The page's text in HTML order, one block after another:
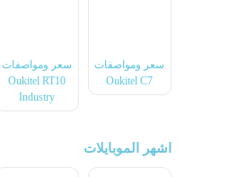
سعر ومواصفات
Oukitel C7
سعر ومواصفات
Oukitel RT10
Industry
اشهر الموبايلات